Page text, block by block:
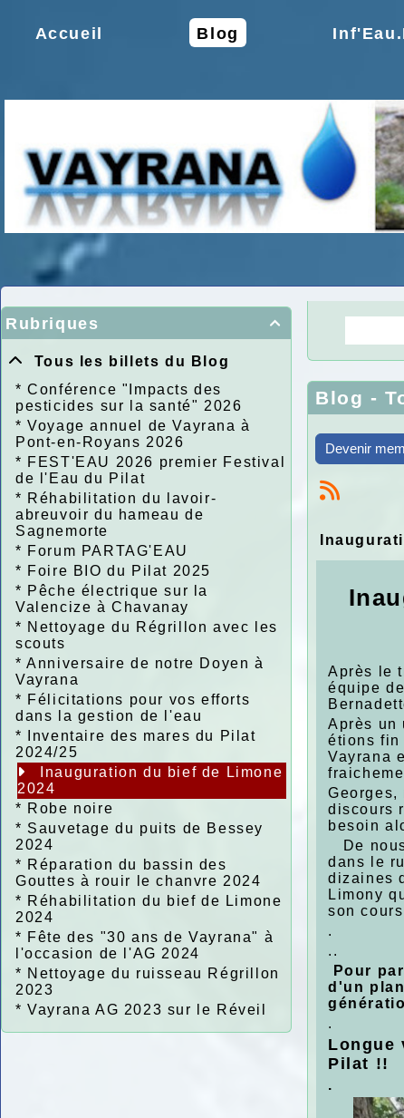
Accueil Blog

Rubriques
Tous les billets du Blog
*Conférence "Impacts des
pesticides sur la santé" 2026
*Voyage annuel de Vayrana à
Pont-en-Royans 2026
* FEST'EAU 2026 premier Festival
de l'Eau du Pilat
* Réhabilitation du lavoir-
abreuvoir du hameau de
Sagnemorte
* Forum PARTAG'EAU
* Foire BIO du Pilat 2025
* Pêche électrique sur la
Valencize à Chavanay
* Nettoyage du Régrillon avec les
scouts
*Anniversaire de notre Doyen à
Vayrana
* Félicitations pour vos efforts
dans la gestion de l'eau
*
Inventaire des mares du Pilat
2024/25
Inauguration du bief de Limone
2024
* Robe noire
* Sauvetage du puits de Bessey
2024
* Réparation du bassin des
Gouttes à rouir le chanvre 2024
* Réhabilitation du bief de Limone
2024
* Fête des "30 ans de Vayrana" à
l'occasion de l'AG 2024
* Nettoyage du ruisseau Régrillon
2023
*Vayrana AG 2023 sur le Réveil
Blog -
Devenir
Après le
équipe
Après un
étions fin
Vayrana
Georges,
discours
besoin
De
dans le
dizaines
Limony
son
.
..
Pour
d'un
.
Longue
Pilat !!
.